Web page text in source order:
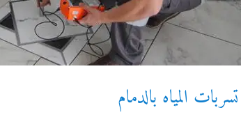
المياه بالدمام